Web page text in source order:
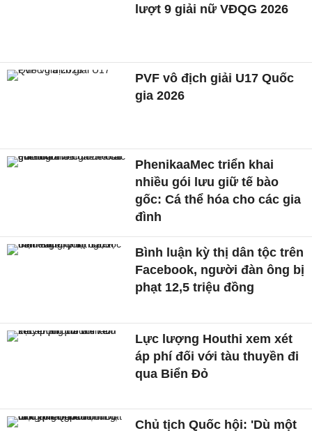
lượt 9 giải nữ VĐQG 2026
PVF vô địch giải U17 Quốc
gia 2026
PhenikaaMec triển khai
nhiều gói lưu giữ tế bào
gốc: Cá thể hóa cho các gia
đình
Bình luận kỳ thị dân tộc trên
Facebook, người đàn ông bị
phạt 12,5 triệu đồng
Lực lượng Houthi xem xét
áp phí đối với tàu thuyền đi
qua Biển Đỏ
Chủ tịch Quốc hội: 'Dù một